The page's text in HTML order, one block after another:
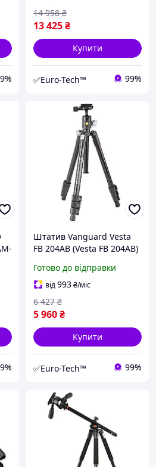
13 425₴
14 958 ₴
Купити
✅Euro-Tech™ 99%
Штатив Vanguard Vesta
FB 204AB (Vesta FB 204AB)
Готово до відправки
від993₴/міс
5 960₴
6 427 ₴
Купити
✅Euro-Tech™ 99%